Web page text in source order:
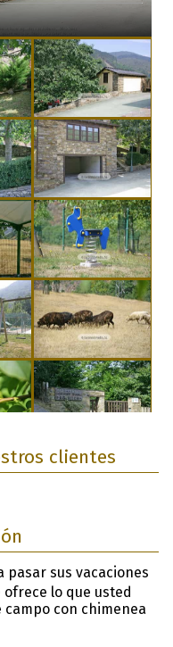
clientes
pasar sus vacaciones
ofrece lo que usted
con chimenea